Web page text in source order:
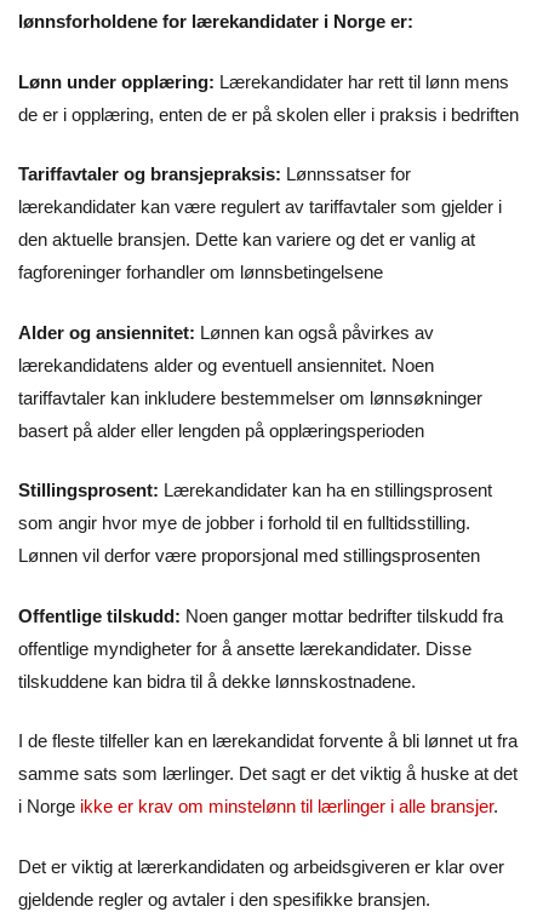
lønnsforholdene for lærekandidater i Norge er:
Lønn under opplæring: Lærekandidater har rett til lønn mens
de er i opplæring, enten de er på skolen eller i praksis i bedriften
Tariffavtaler og bransjepraksis: Lønnssatser for
lærekandidater kan være regulert av tariffavtaler som gjelder i
den aktuelle bransjen. Dette kan variere og det er vanlig at
fagforeninger forhandler om lønnsbetingelsene
Alder og ansiennitet: Lønnen kan også påvirkes av
lærekandidatens alder og eventuell ansiennitet. Noen
tariffavtaler kan inkludere bestemmelser om lønnsøkninger
basert på alder eller lengden på opplæringsperioden
Stillingsprosent: Lærekandidater kan ha en stillingsprosent
som angir hvor mye de jobber i forhold til en fulltidsstilling.
Lønnen vil derfor være proporsjonal med stillingsprosenten
Offentlige tilskudd: Noen ganger mottar bedrifter tilskudd fra
offentlige myndigheter for å ansette lærekandidater. Disse
tilskuddene kan bidra til å dekke lønnskostnadene.
I de fleste tilfeller kan en lærekandidat forvente å bli lønnet ut fra
samme sats som lærlinger. Det sagt er det viktig å huske at det
i Norge ikke er krav om minstelønn til lærlinger i alle bransjer.
Det er viktig at lærerkandidaten og arbeidsgiveren er klar over
gjeldende regler og avtaler i den spesifikke bransjen.